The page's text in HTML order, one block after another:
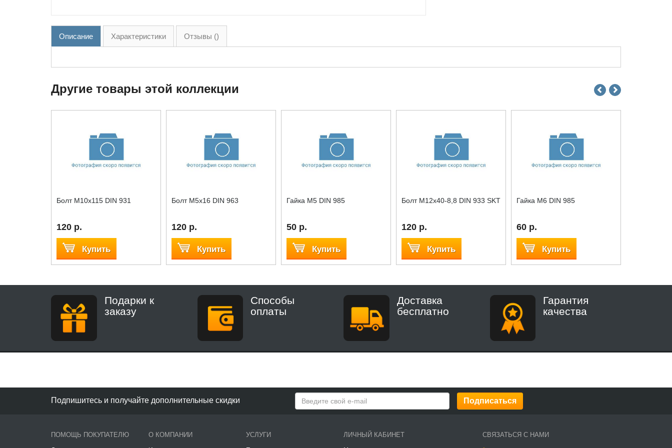
Описание Характеристики Отзывы ()
Другие товары этой коллекции
Болт М10x115 DIN 931
120 р.
Купить
Болт М5x16 DIN 963
120 р.
Купить
Гайка М5 DIN 985
50 р.
Купить
Болт М12x40-8,8 DIN 933 SKT
120 р.
Купить
Гайка М6 DIN 985
60 р.
Купить
Подарки к
заказу
Способы
оплаты
Доставка
бесплатно
Гарантия
качества
Подпишитесь и получайте дополнительные скидки
ПОМОЩЬ ПОКУПАТЕЛЮ О КОМПАНИИ УСЛУГИ ЛИЧНЫЙ КАБИНЕТ СВЯЗАТЬСЯ С НАМИ